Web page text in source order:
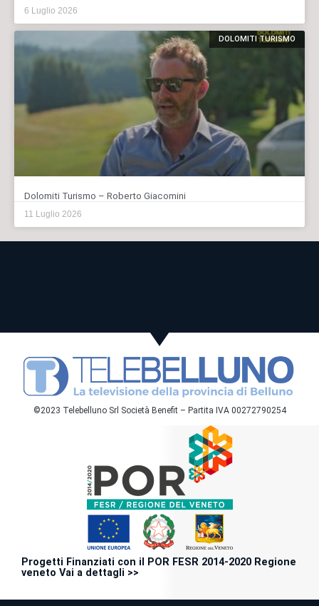
6 Luglio 2026
DOLOMITI TURISMO
Dolomiti Turismo – Roberto Giacomini
11 Luglio 2026
©2023 Telebelluno Srl Società Benefit – Partita IVA 00272790254
Progetti Finanziati con il POR FESR 2014-2020 Regione
veneto Vai a dettagli >>